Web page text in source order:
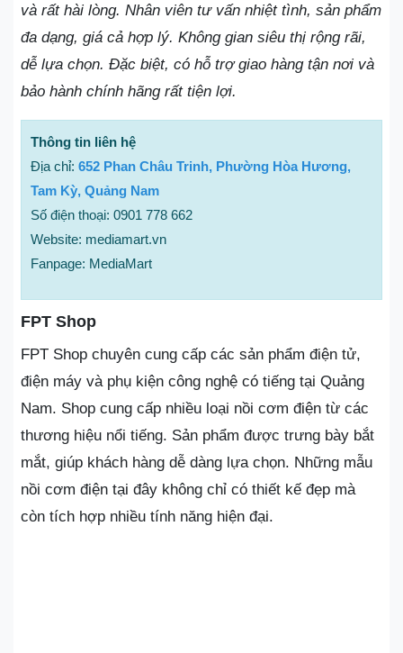
và rất hài lòng. Nhân viên tư vấn nhiệt tình, sản phẩm
đa dạng, giá cả hợp lý. Không gian siêu thị rộng rãi,
dễ lựa chọn. Đặc biệt, có hỗ trợ giao hàng tận nơi và
bảo hành chính hãng rất tiện lợi.
Thông tin liên hệ
Địa chỉ: 652 Phan Châu Trinh, Phường Hòa Hương,
Tam Kỳ, Quảng Nam
Số điện thoại: 0901 778 662
Website: mediamart.vn
Fanpage: MediaMart
FPT Shop
FPT Shop chuyên cung cấp các sản phẩm điện tử,
điện máy và phụ kiện công nghệ có tiếng tại Quảng
Nam. Shop cung cấp nhiều loại nồi cơm điện từ các
thương hiệu nổi tiếng. Sản phẩm được trưng bày bắt
mắt, giúp khách hàng dễ dàng lựa chọn. Những mẫu
nồi cơm điện tại đây không chỉ có thiết kế đẹp mà
còn tích hợp nhiều tính năng hiện đại.